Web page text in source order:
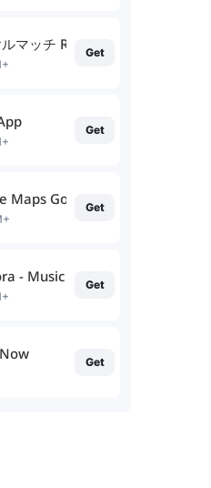
マッチ Royal Match
Get
Get
Maps Go Get
- Music & Podcasts
Get
Get